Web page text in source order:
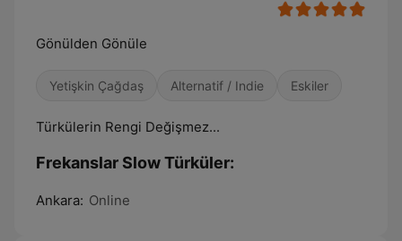
Gönülden Gönüle
Yetişkin Çağdaş Alternatif / Indie Eskiler
Türkülerin Rengi Değişmez...
Frekanslar Slow Türküler:
Ankara: Online